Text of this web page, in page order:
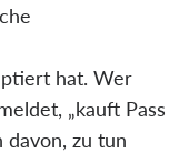
hat. Wer
„kauft Pass
davon, zu tun